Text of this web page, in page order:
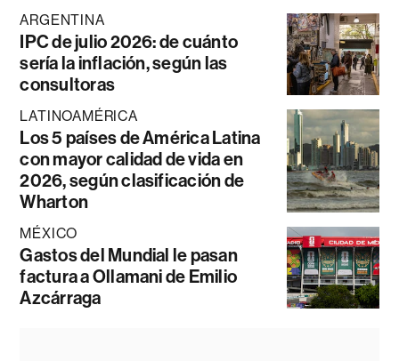
ARGENTINA
IPC de julio 2026: de cuánto
sería la inflación, según las
consultoras
LATINOAMÉRICA
Los 5 países de América Latina
con mayor calidad de vida en
2026, según clasificación de
Wharton
MÉXICO
Gastos del Mundial le pasan
factura a Ollamani de Emilio
Azcárraga